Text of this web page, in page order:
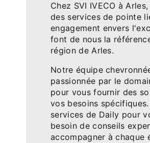
Chez SVI IVECO à
des services de pointe
engagement envers
font de nous la
région de Arles.
Notre équipe
passionnée par le
pour vous fournir des
vos besoins
services de Daily pour
besoin de conseils
accompagner à chaque